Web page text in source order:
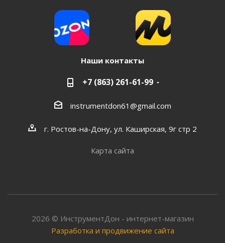
Наши контакты
+7 (863) 261-61-99
instrumentdon61@gmail.com
г. Ростов-на-Дону, ул. Каширская, 9г стр 2
Карта сайта
2026 © ИнструментДон - интернет-магазин
Разработка и продвижение сайта